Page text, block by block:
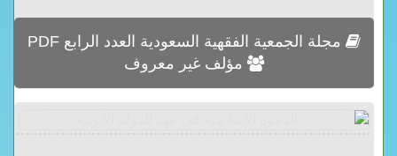
مجلة الجمعية الفقهية السعودية العدد الرابع PDF
مؤلف غير معروف